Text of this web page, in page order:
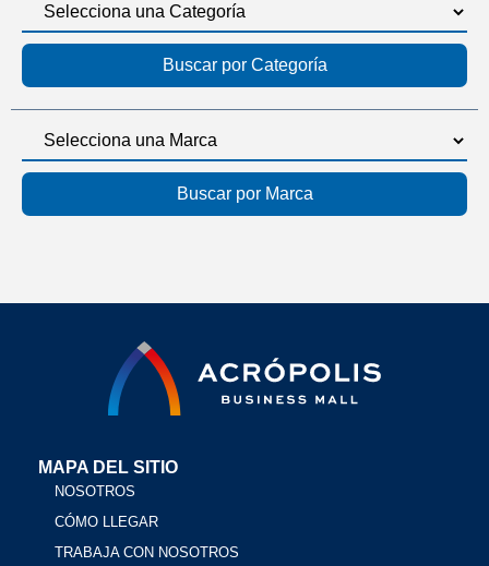
MAPA DEL SITIO
NOSOTROS
CÓMO LLEGAR
TRABAJA CON NOSOTROS